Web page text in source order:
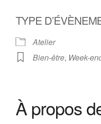
TYPE
Atelier
Bien-être, Week-
Voir Évènements
This page can't load
À propos